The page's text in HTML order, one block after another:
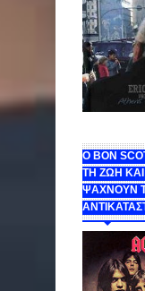
Ο BON
ΤΗ ΖΩΗ ΚΑΙ
ΨΑΧΝΟΥΝ